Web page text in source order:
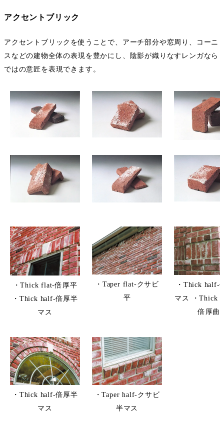
アクセントブリック
アクセントブリックを使うことで、アーチ部分や窓周り、コーニ
スなどの建物全体の表現を豊かにし、陰影が織りなすレンガなら
ではの意匠を表現できます。
・Thick flat-倍厚平
・Thick half-倍厚半
マス
・Taper flat-クサビ
平
・Thick half-
マス ・Thick
倍厚曲
・Thick half-倍厚半
マス
・Taper half-クサビ
半マス